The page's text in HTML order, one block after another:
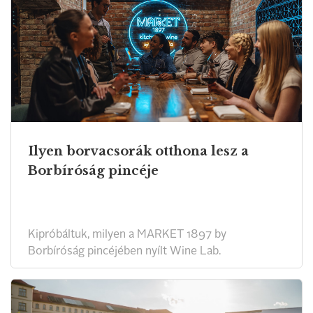
Ilyen borvacsorák otthona lesz a
Borbíróság pincéje
Kipróbáltuk, milyen a MARKET 1897 by
Borbíróság pincéjében nyílt Wine Lab.